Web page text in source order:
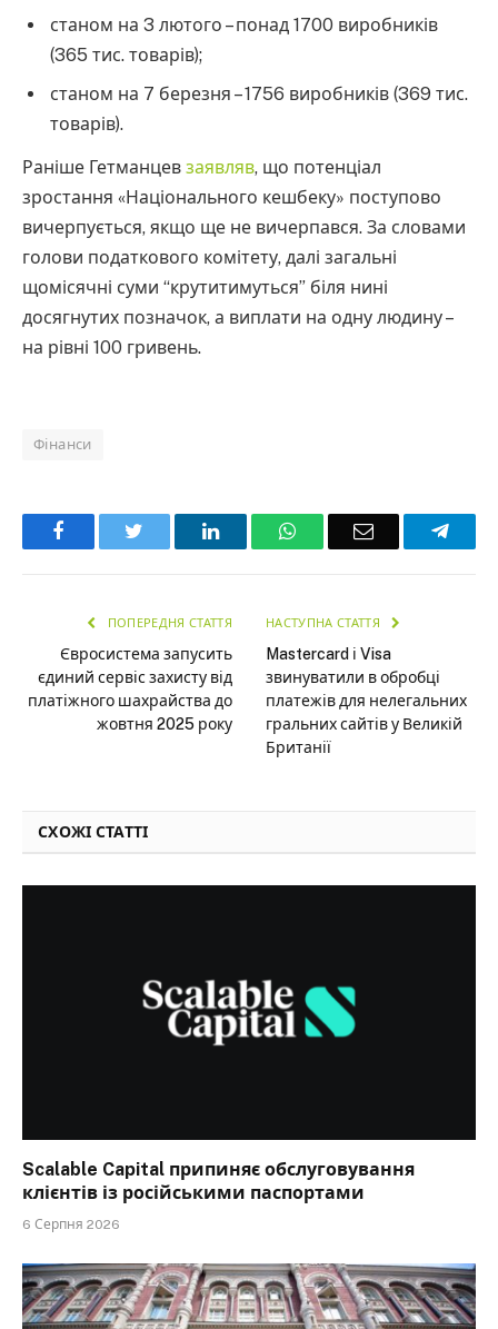
станом на 3 лютого – понад 1700 виробників
(365 тис. товарів);
станом на 7 березня – 1756 виробників (369 тис.
товарів).
Раніше Гетманцев заявляв, що потенціал
зростання «Національного кешбеку» поступово
вичерпується, якщо ще не вичерпався. За словами
голови податкового комітету, далі загальні
щомісячні суми “крутитимуться” біля нині
досягнутих позначок, а виплати на одну людину –
на рівні 100 гривень.
Фінанси
Facebook LinkedInWhatsAppEmail
ПОПЕРЕДНЯ СТАТТЯ
Євросистема запусить
єдиний сервіс захисту від
платіжного шахрайства до
жовтня 2025 року
НАСТУПНА СТАТТЯ
Mastercard і Visa
звинуватили в обробці
платежів для нелегальних
гральних сайтів у Великій
Британії
СХОЖІ СТАТТІ
Scalable Capital припиняє обслуговування
клієнтів із російськими паспортами
6 Серпня 2026